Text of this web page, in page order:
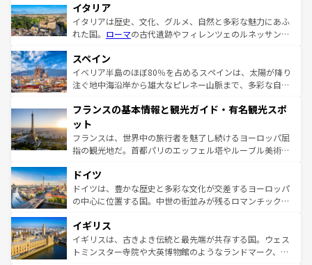
イタリア
イタリアは歴史、文化、グルメ、自然と多彩な魅力にあふ
れた国。 ローマの古代遺跡やフィレンツェのルネッサンス
ろん、トスカーナの美しい田園風景やアマルフィ海岸の絶
景など、自然景観も見逃せない。観光の合間には、本場の
ピザやパスタなど、絶品のイタリア料理を堪能することも
ませてくれるイタリアで、忘れられない旅をしてみよう！
なお、新着のイタリア情報は
しい。
スペイン
イベリア半島のほぼ80％を占めるスペインは、太陽が降り
注ぐ地中海沿岸から雄大なピレネー山脈まで、多彩な自然
文化が根付くこの国では、情熱的なフラメンコ、熱気あふ
れる闘牛、そして美味しいタパスが生活の一部となってい
る。首都マドリードの洗練された雰囲気や、バルセロナの
アートに溢れた街角から、地方では古代ローマ遺跡や中世
せる。地方によって風土や気候が異なるスペインはその個
性で訪れる人を魅了する。 なお、新着のスペイン情報は コ
ンテンツ一覧を参照してほしい。
フランスの基本情報と観光ガイド・有名観光スポ
ット
フランスは、世界中の旅行者を魅了し続けるヨーロッパ屈
指の観光地だ。首都パリのエッフェル塔やルーブル美術館
で、幅広い魅力が詰まっている。華麗な宮殿、歴史的な大
聖堂、美しいビーチ、そして豊かな自然が、訪れる者を心
から魅了する。また、フランスは美食の国としても知ら
いる。シャンパンの発祥地であるランス、プロヴァンスの
香り高いラベンダー畑など、多彩な楽しみ方が可能だ。さ
らに、パリ以外の地域にも魅力が溢れており、どの街角に
ドイツ
ドイツは、豊かな歴史と多彩な文化が交差するヨーロッパ
の中心に位置する国。中世の街並みが残るロマンチック街
顔を持つこの国は、どこを歩いても飽きることがない。ベ
ルリンの文化的活気、バイエルン州のアルプスの絶景、そ
してライン川沿いのワイン畑といった風景は必見。ビール
イギリス
イギリスは、古きよき伝統と最先端が共存する国。ウェス
トミンスター寺院や大英博物館のようなランドマーク、歴